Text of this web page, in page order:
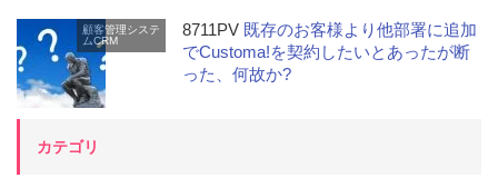
顧客管理システ
ムCRM
8711PV 既存のお客様より他部署に追加
でCustoma!を契約したいとあったが断
った、何故か?
カテゴリ